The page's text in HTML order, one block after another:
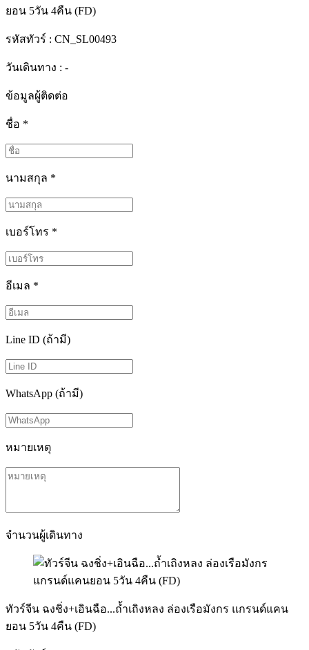
ยอน 5วัน 4คืน (FD)
รหัสทัวร์ : CN_SL00493
วันเดินทาง : -
ข้อมูลผู้ติดต่อ
ชื่อ *
นามสกุล *
เบอร์โทร *
อีเมล *
Line ID (ถ้ามี)
WhatsApp (ถ้ามี)
หมายเหตุ
จำนวนผู้เดินทาง
ทัวร์จีน ฉงชิ่ง+เอินฉือ...ถ้ำเถิงหลง ล่องเรือมังกร แกรนด์แคน
ยอน 5วัน 4คืน (FD)